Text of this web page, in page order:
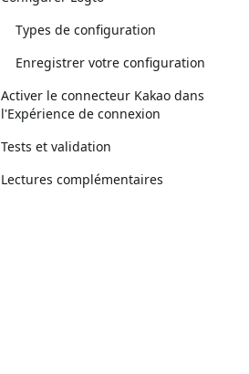
Types de configuration
Enregistrer votre configuration
Activer le connecteur Kakao dans
l'Expérience de connexion
Tests et validation
Lectures complémentaires